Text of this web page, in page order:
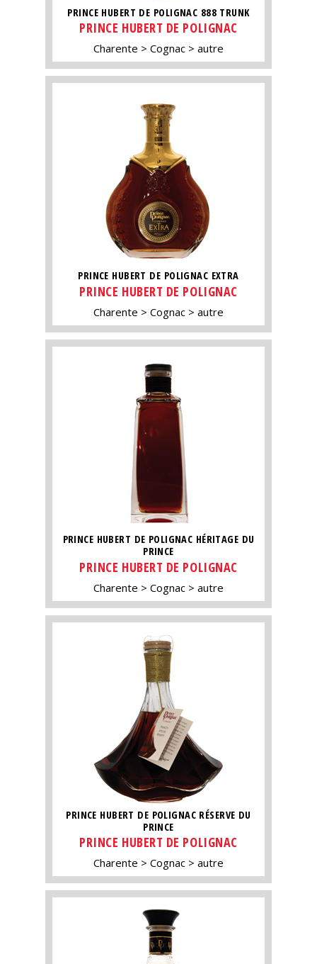
PRINCE HUBERT DE POLIGNAC 888 TRUNK
PRINCE HUBERT DE POLIGNAC
Charente Cognac autre
PRINCE HUBERT DE POLIGNAC EXTRA
PRINCE HUBERT DE POLIGNAC
Charente Cognac autre
PRINCE HUBERT DE POLIGNAC HÉRITAGE DU
PRINCE
PRINCE HUBERT DE POLIGNAC
Charente Cognac autre
PRINCE HUBERT DE POLIGNAC RÉSERVE DU
PRINCE
PRINCE HUBERT DE POLIGNAC
Charente Cognac autre